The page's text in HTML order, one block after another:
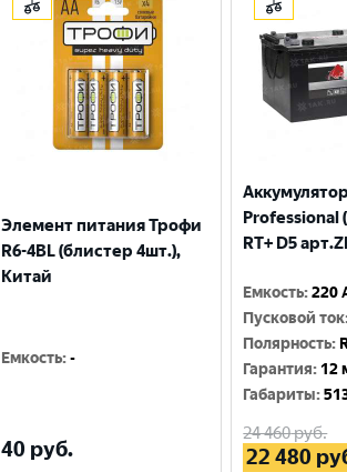
Элемент питания Трофи
R6-4BL (блистер 4шт.),
Китай
Емкость:-
40 руб.
Professional
RT+ D5
Емкость:220
Пусковой ток
Полярность:
Гарантия: 12
Габариты:
24 460руб.
22 480